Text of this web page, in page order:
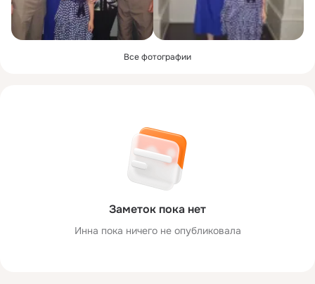
Все фотографии
Заметок пока нет
Инна пока ничего не опубликовала